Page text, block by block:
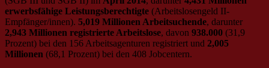
erwerbsfähige Leistungsberechtigte (Arbeitslosengeld II-
Empfänger/innen). 5,019 Millionen Arbeitsuchende, darunter
2,943 Millionen registrierte Arbeitslose, davon 938.000 (31,9
Prozent) bei den 156 Arbeitsagenturen registriert und 2,005
Millionen (68,1 Prozent) bei den 408 Jobcentern.